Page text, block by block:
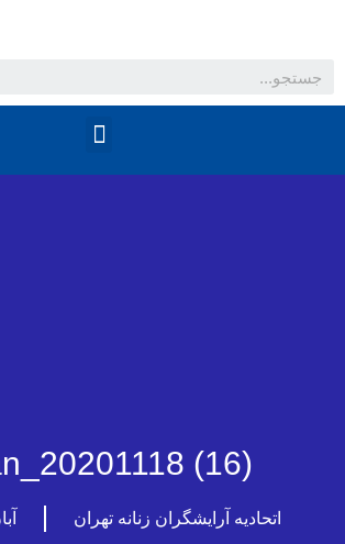
(16)
اتحادیه آرایشگران زنانه تهران آبان